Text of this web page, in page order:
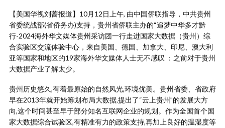
【美国华视刘蔷报道】10月12日上午, 由中国侨联指导，中共贵州
省委统战部(省侨务办)支持，贵州省侨联主办的“追梦中华多才黔
行-2024海外华文媒体贵州采访团一行走进国家大数据（贵州）综
合实验区交流体验中心，来自美国、德国、加拿大、印尼、澳大利
亚等国家和地区的19家海外华文媒体人士无不感叹 ：之前对于贵州
大数据产业了解太少。
贵州历史悠久,有着最原始的自然风光,环境优美。贵州省委、省政府
早在2013年就开始筹划布局大数据,提出了“云上贵州”的发展大方
向,这个时间甚至早于部分知名互联网企业的规划。作为全国首个国
家大数据综合试验区,有精准有力的政策支持,再加上良好的温湿度等